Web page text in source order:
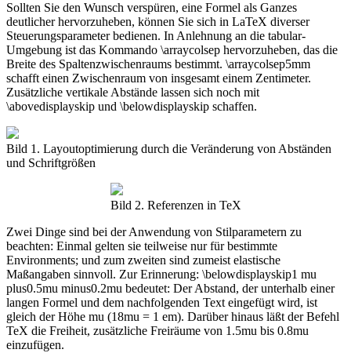
Sollten Sie den Wunsch verspüren, eine Formel als Ganzes
deutlicher hervorzuheben, können Sie sich in LaTeX diverser
Steuerungsparameter bedienen. In Anlehnung an die tabular-
Umgebung ist das Kommando \arraycolsep hervorzuheben, das die
Breite des Spaltenzwischenraums bestimmt. \arraycolsep5mm
schafft einen Zwischenraum von insgesamt einem Zentimeter.
Zusätzliche vertikale Abstände lassen sich noch mit
\abovedisplayskip und \belowdisplayskip schaffen.
Bild 1. Layoutoptimierung durch die Veränderung von Abständen
und Schriftgrößen
Bild 2. Referenzen in TeX
Zwei Dinge sind bei der Anwendung von Stilparametern zu
beachten: Einmal gelten sie teilweise nur für bestimmte
Environments; und zum zweiten sind zumeist elastische
Maßangaben sinnvoll. Zur Erinnerung: \belowdisplayskip1 mu
plus0.5mu minus0.2mu bedeutet: Der Abstand, der unterhalb einer
langen Formel und dem nachfolgenden Text eingefügt wird, ist
gleich der Höhe mu (18mu = 1 em). Darüber hinaus läßt der Befehl
TeX die Freiheit, zusätzliche Freiräume von 1.5mu bis 0.8mu
einzufügen.